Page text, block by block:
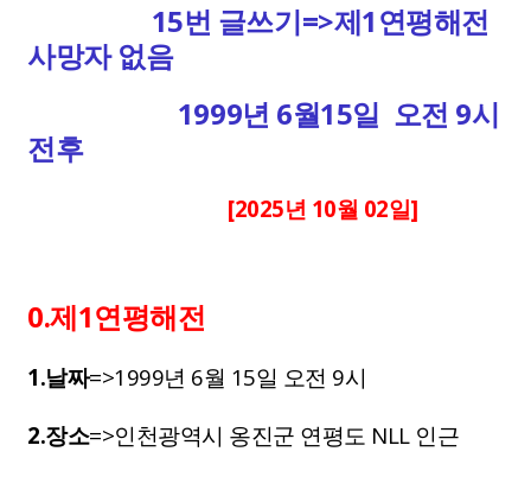
15번 글쓰기=>제1연평해전
사망자 없음
1999년 6월15일 오전 9시
전후
[2025년 10월 02일]
0.제1연평해전
1.날짜=>1999년 6월 15일 오전 9시
2.장소=>인천광역시 옹진군 연평도 NLL 인근